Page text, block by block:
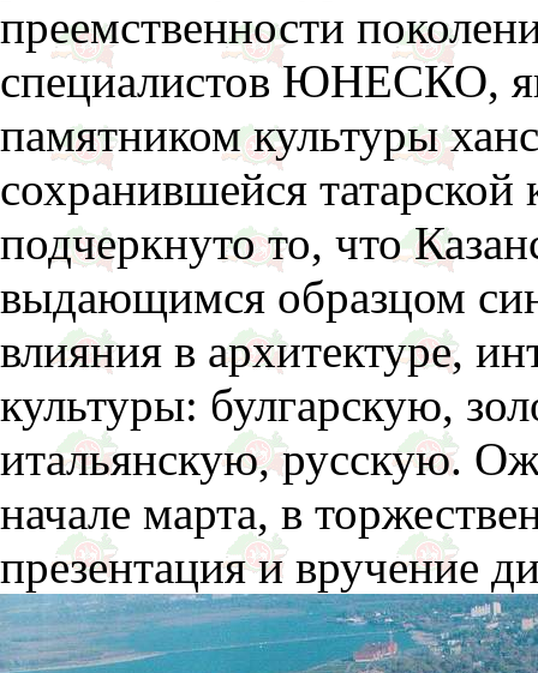
преемственности
специалистов ЮНЕСКО,
памятником культуры
сохранившейся
подчеркнуто то, что
выдающимся образцом
влияния в архитектуре,
культуры: булгарскую,
итальянскую, русскую.
начале марта, в
презентация и